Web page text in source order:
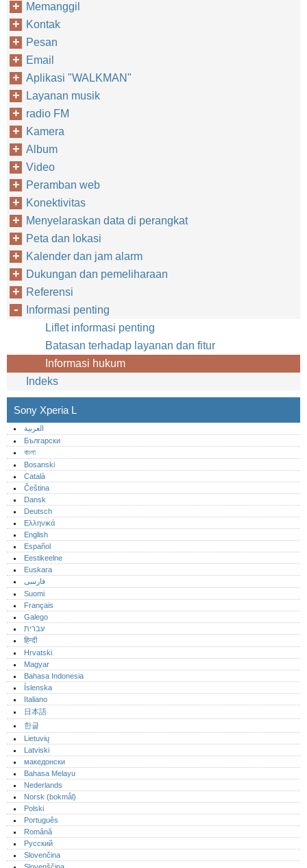
Memanggil
Kontak
Pesan
Email
Aplikasi "WALKMAN"
Layanan musik
radio FM
Kamera
Album
Video
Peramban web
Konektivitas
Menyelaraskan data di perangkat
Peta dan lokasi
Kalender dan jam alarm
Dukungan dan pemeliharaan
Referensi
Informasi penting
Liflet informasi penting
Batasan terhadap layanan dan fitur
Informasi hukum
Indeks
Sony Xperia L
العربية
Български
বাংলা
Bosanski
Català
Čeština
Dansk
Deutsch
Ελληνικά
English
Español
Eestikeelne
Euskara
فارسی
Suomi
Français
Galego
עברית
हिन्दी
Hrvatski
Magyar
Bahasa Indonesia
Íslenska
Italiano
日本語
한글
Lietuvių
Latviski
македонски
Bahasa Melayu
Nederlands
Norsk (bokmål)‎
Polski
Português‎
Română
Русский
Slovenčina